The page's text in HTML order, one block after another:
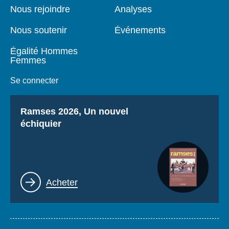
Nous rejoindre
Nous soutenir
Égalité Hommes
Femmes
Se connecter
Analyses
Événements
Titre
Ramses 2026, Un nouvel
échiquier
Lien
Acheter